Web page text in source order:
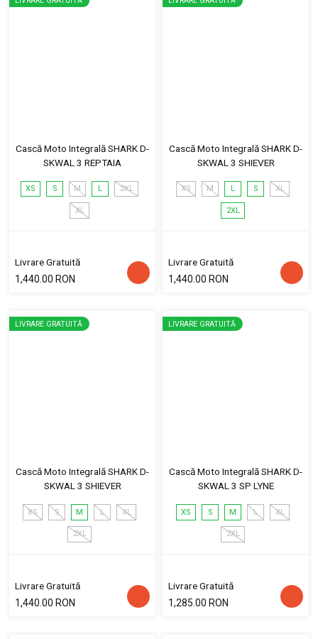
Cască Moto Integrală SHARK D-
SKWAL 3 REPTAIA
XS S M L 2XL
XL
Livrare Gratuită
1,440.00 RON
Cască Moto Integrală SHARK D-
SKWAL 3 SHIEVER
XS M L S XL
2XL
Livrare Gratuită
1,440.00 RON
LIVRARE GRATUITĂ
Cască Moto Integrală SHARK D-
SKWAL 3 SHIEVER
XS S M L XL
2XL
Livrare Gratuită
1,440.00 RON
LIVRARE GRATUITĂ
Cască Moto Integrală SHARK D-
SKWAL 3 SP LYNE
XS S M L XL
2XL
Livrare Gratuită
1,285.00 RON